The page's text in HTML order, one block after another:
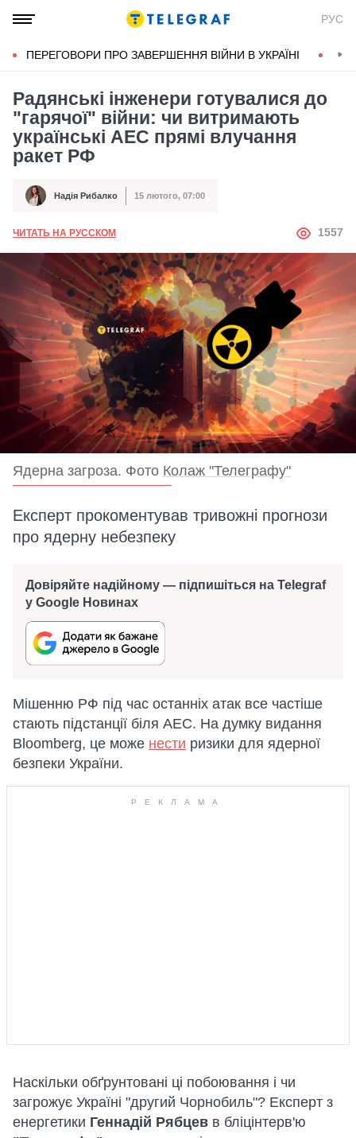
РУС
ПЕРЕГОВОРИ ПРО ЗАВЕРШЕННЯ ВІЙНИ В УКРАЇНІ
Радянські інженери готувалися до
"гарячої" війни: чи витримають
українські АЕС прямі влучання
ракет РФ
Автор Надія Рибалко
Дата публікації 15 лютого, 07:00
ЧИТАТЬ НА РУССКОМ АВТОР
1557
Ядерна загроза. Фото Колаж "Телеграфу"
Експерт прокоментував тривожні прогнози
про ядерну небезпеку
Довіряйте надійному — підпишіться на Telegraf
у Google Новинах
Мішенню РФ під час останніх атак все частіше
стають підстанції біля АЕС. На думку видання
Bloomberg, це може нести ризики для ядерної
безпеки України.
Наскільки обґрунтовані ці побоювання і чи
загрожує Україні "другий Чорнобиль"? Експерт з
енергетики Геннадій Рябцев в бліцінтерв'ю